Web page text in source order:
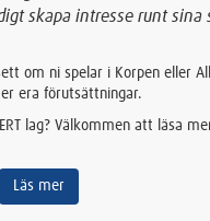
skapa intresse runt sina
om ni spelar i Korpen eller
era förutsättningar.
lag? Välkommen att läsa
Läs mer